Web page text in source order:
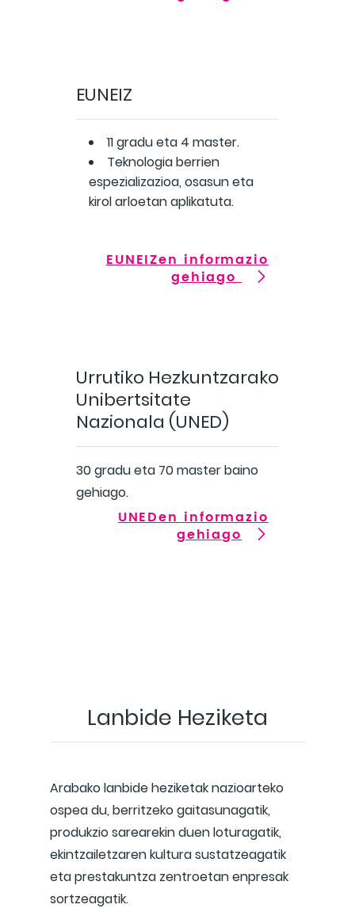
EUNEIZ
11 gradu eta 4 master.
Teknologia berrien
espezializazioa, osasun eta
kirol arloetan aplikatuta.
EUNEIZen informazio
gehiago
Urrutiko Hezkuntzarako
Unibertsitate
Nazionala (UNED)
30 gradu eta 70 master baino
gehiago.
UNEDen informazio
gehiago
Lanbide Heziketa
Arabako lanbide heziketak nazioarteko
ospea du, berritzeko gaitasunagatik,
produkzio sarearekin duen loturagatik,
ekintzailetzaren kultura sustatzeagatik
eta prestakuntza zentroetan enpresak
sortzeagatik.